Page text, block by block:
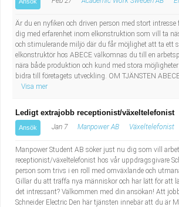
Är du en nyfiken och driven person med stort intresse
dig med erfarenhet inom elkonstruktion som vill ta
och stimulerande miljö där du får möjlighet att ta ett
elkonstruktör hos ABECE välkomnas du till en
nära både produktion och kund med stora
bidra till företagets utveckling. OM TJÄNSTEN
Visa mer
Ledigt extrajobb receptionist/växeltelefonist
Ansök Jan 7 Manpower AB Växeltelefonist
Manpower Student AB söker just nu dig som vill
receptionist/växeltelefonist hos vår uppdragsgivare
person som trivs i en roll med omväxlande och
Gillar du att träffa nya människor och har lätt för att
det intressant? Välkommen med din ansökan! Att
Schneider Electric Den här tjänsten innebär att du är